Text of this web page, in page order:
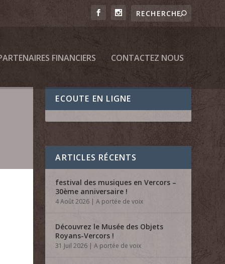
FINANCIERS CONTACTEZ NOUS
ECOUTE EN LIGNE
ARTICLES RÉCENTS
festival des musiques en Vercors –
30ème anniversaire !
4 Août 2026 |A portée de voix
Découvrez le Musée des Objets
Royans-Vercors !
31 Juil 2026 |A portée de voix